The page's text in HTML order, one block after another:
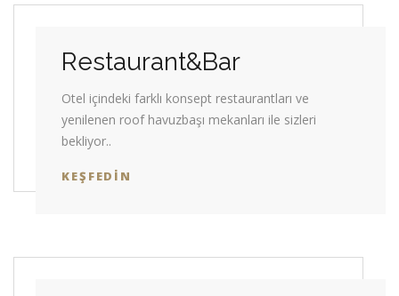
Restaurant&Bar
Otel içindeki farklı konsept restaurantları ve
yenilenen roof havuzbaşı mekanları ile sizleri
bekliyor..
KEŞFEDIN